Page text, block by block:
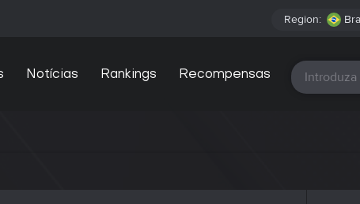
Region:
Notícias Rankings Recompensas Todas as